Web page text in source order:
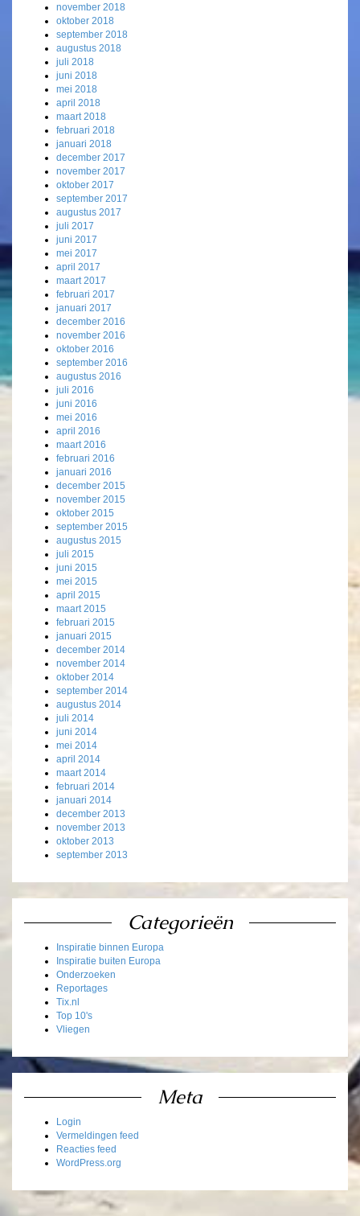
november 2018
oktober 2018
september 2018
augustus 2018
juli 2018
juni 2018
mei 2018
april 2018
maart 2018
februari 2018
januari 2018
december 2017
november 2017
oktober 2017
september 2017
augustus 2017
juli 2017
juni 2017
mei 2017
april 2017
maart 2017
februari 2017
januari 2017
december 2016
november 2016
oktober 2016
september 2016
augustus 2016
juli 2016
juni 2016
mei 2016
april 2016
maart 2016
februari 2016
januari 2016
december 2015
november 2015
oktober 2015
september 2015
augustus 2015
juli 2015
juni 2015
mei 2015
april 2015
maart 2015
februari 2015
januari 2015
december 2014
november 2014
oktober 2014
september 2014
augustus 2014
juli 2014
juni 2014
mei 2014
april 2014
maart 2014
februari 2014
januari 2014
december 2013
november 2013
oktober 2013
september 2013
Categorieën
Inspiratie binnen Europa
Inspiratie buiten Europa
Onderzoeken
Reportages
Tix.nl
Top 10's
Vliegen
Meta
Login
Vermeldingen feed
Reacties feed
WordPress.org